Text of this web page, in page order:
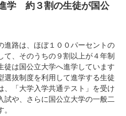
学 約３割の生徒が国公
路は、ほぼ１００パーセントの
て、そのうちの９割以上が４年制
徒は国公立大学へ進学しています
抜制度を利用して進学する生徒
、「大学入学共通テスト」を受け
試や、さらに国公立大学の一般二